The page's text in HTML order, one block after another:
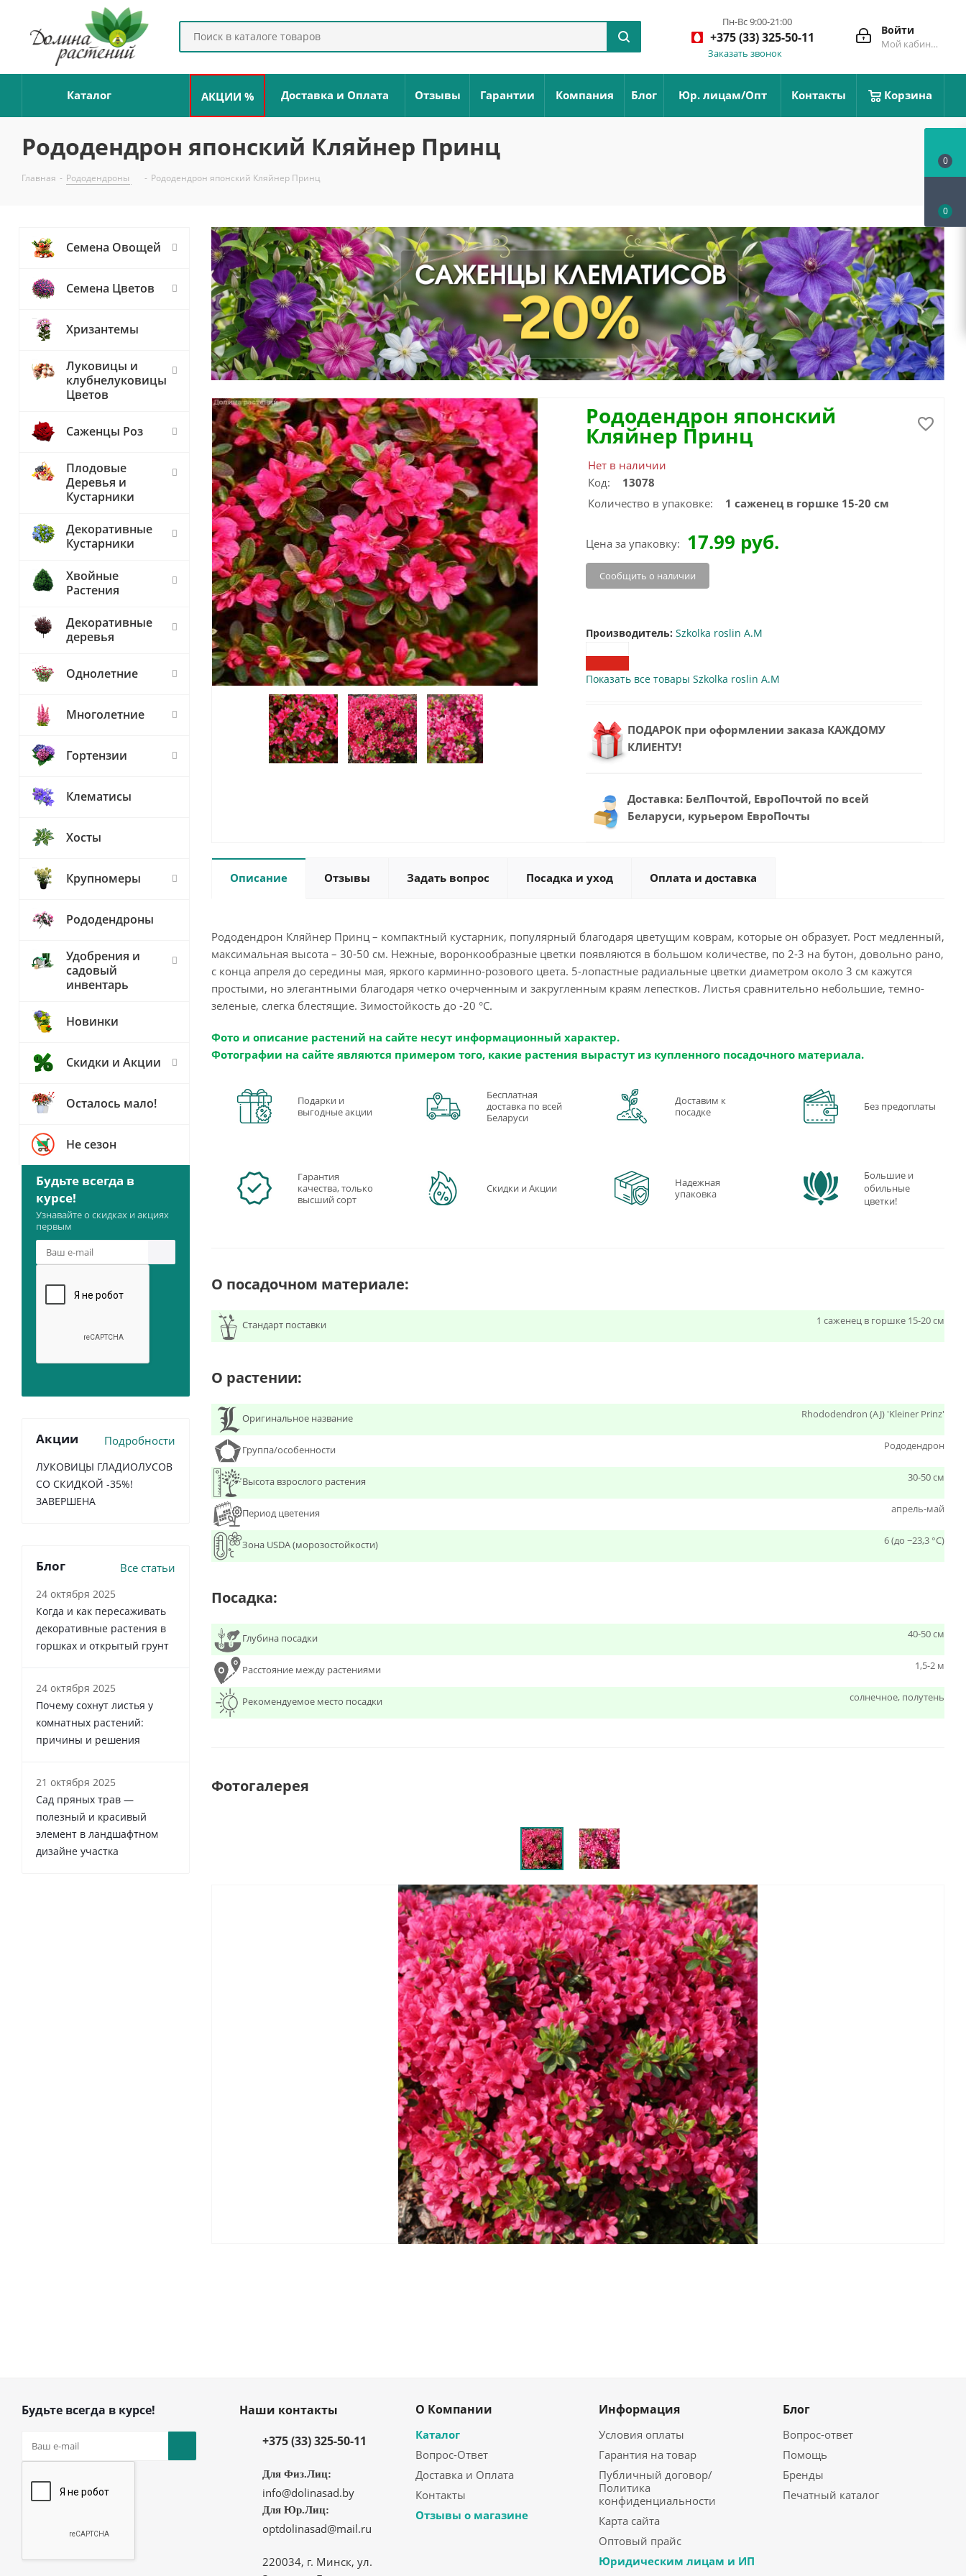
Войти
Мой кабинет
Пн-Вс 9:00-21:00
+375 (33) 325-50-11
Заказать звонок
Каталог АКЦИИ % Доставка и Оплата Отзывы Гарантии Компания Блог Юр. лицам/Опт Контакты Корзина
Рододендрон японский Кляйнер Принц
Главная - Рододендроны - Рододендрон японский Кляйнер Принц
Рододендрон японский
Кляйнер Принц
Нет в наличии
Код:
13078
Количество в упаковке:
1 саженец в горшке 15-20 см
Цена за упаковку: 17.99 руб.
Сообщить о наличии
Производитель: Szkolka roslin A.M
Показать все товары Szkolka roslin A.M
ПОДАРОК при оформлении заказа КАЖДОМУ
КЛИЕНТУ!
Доставка: БелПочтой, ЕвроПочтой по всей
Беларуси, курьером ЕвроПочты
Описание Отзывы Задать вопрос Посадка и уход Оплата и доставка
Рододендрон Кляйнер Принц – компактный кустарник, популярный благодаря цветущим коврам, которые он образует. Рост медленный,
максимальная высота – 30-50 см. Нежные, воронкообразные цветки появляются в большом количестве, по 2-3 на бутон, довольно рано,
с конца апреля до середины мая, яркого карминно-розового цвета. 5-лопастные радиальные цветки диаметром около 3 см кажутся
простыми, но элегантными благодаря четко очерченным и закругленным краям лепестков. Листья сравнительно небольшие, темно-
зеленые, слегка блестящие. Зимостойкость до -20 °C.
Фото и описание растений на сайте несут информационный характер.
Фотографии на сайте являются примером того, какие растения вырастут из купленного посадочного материала.
Подарки и
выгодные акции
Бесплатная
доставка по всей
Беларуси
Доставим к
посадке
Без предоплаты
Гарантия
качества, только
высший сорт
Скидки и Акции
Надежная
упаковка
Большие и
обильные
цветки!
О посадочном материале:
Стандарт поставки 1 саженец в горшке 15-20 см
О растении:
Оригинальное название Rhododendron (AJ) 'Kleiner Prinz'
Группа/особенности Рододендрон
Высота взрослого растения 30-50 см
Период цветения апрель-май
Зона USDA (морозостойкости) 6 (до −23,3 °C)
Посадка:
Глубина посадки 40-50 см
Расстояние между растениями 1,5-2 м
Рекомендуемое место посадки солнечное, полутень
Фотогалерея
Семена Овощей
Семена Цветов
Хризантемы
Луковицы и
клубнелуковицы
Цветов
Саженцы Роз
Плодовые
Деревья и
Кустарники
Декоративные
Кустарники
Хвойные
Растения
Декоративные
деревья
Однолетние
Многолетние
Гортензии
Клематисы
Хосты
Крупномеры
Рододендроны
Удобрения и
садовый
инвентарь
Новинки
Скидки и Акции
Осталось мало!
Не сезон
Будьте всегда в
курсе!
Узнавайте о скидках и акциях
первым
Акции Подробности
ЛУКОВИЦЫ ГЛАДИОЛУСОВ
СО СКИДКОЙ -35%!
ЗАВЕРШЕНА
Блог Все статьи
24 октября 2025
Когда и как пересаживать
декоративные растения в
горшках и открытый грунт
24 октября 2025
Почему сохнут листья у
комнатных растений:
причины и решения
21 октября 2025
Сад пряных трав —
полезный и красивый
элемент в ландшафтном
дизайне участка
Будьте всегда в курсе!
Наши контакты
+375 (33) 325-50-11
Для Физ.Лиц:
info@dolinasad.by
Для Юр.Лиц:
optdolinasad@mail.ru
220034, г. Минск, ул.
О Компании
Каталог
Вопрос-Ответ
Доставка и Оплата
Контакты
Отзывы о магазине
Информация
Условия оплаты
Гарантия на товар
Публичный договор/
Политика
конфиденциальности
Карта сайта
Оптовый прайс
Юридическим лицам и ИП
Блог
Вопрос-ответ
Помощь
Бренды
Печатный каталог
0
0